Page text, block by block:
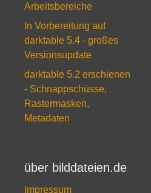
Arbeitsbereiche
In Vorbereitung auf
darktable 5.4 - großes
Versionsupdate
darktable 5.2 erschienen
- Schnappschüsse,
Rastermasken,
Metadaten
über bilddateien.de
Impressum